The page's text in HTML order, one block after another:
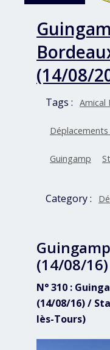
(14/08/
Tags : Amical
Guingamp
Category :
(14/08/16)
N° 310 :
(14/08/16) /
lès-Tours)